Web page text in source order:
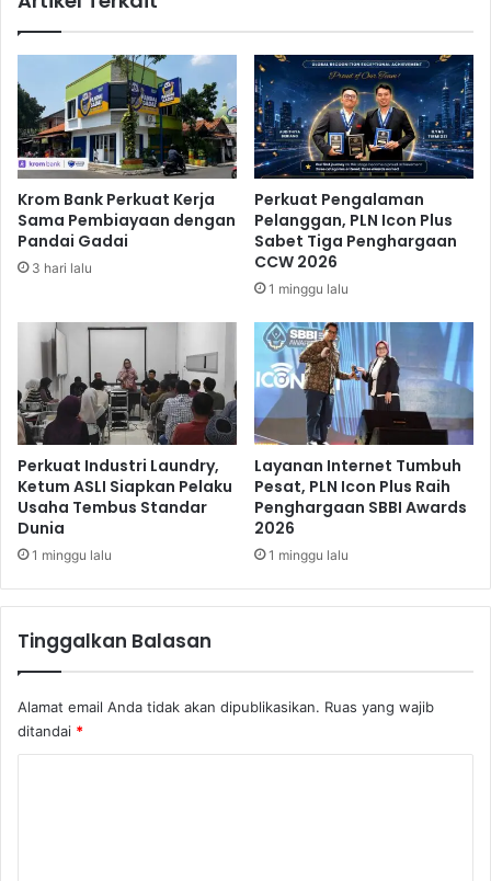
i
a
k
a
n
P
e
m
b
a
a
n
S
u
b
s
i
d
g
B
R
P
e
r
e
o
n
m
a
n
d
o
n
e
s
i
a
4
s
b
a
g
Krom Bank Perkuat Kerja
Sama Pembiayaan dengan
Pandai Gadai
3 hari lalu
Perkuat Pengalaman
Pelanggan, PLN Icon Plus
Sabet Tiga Penghargaan
CCW 2026
1 minggu lalu
Perkuat Industri Laundry,
Ketum ASLI Siapkan Pelaku
Usaha Tembus Standar
Dunia
1 minggu lalu
Layanan Internet Tumbuh
Pesat, PLN Icon Plus Raih
Penghargaan SBBI Awards
2026
1 minggu lalu
Tinggalkan Balasan
Alamat email Anda tidak akan dipublikasikan. Ruas yang wajib
ditandai *